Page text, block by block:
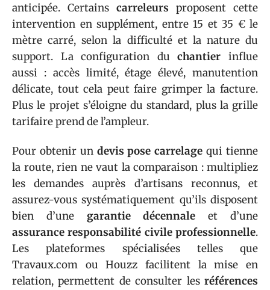
anticipée. Certains carreleurs proposent cette
intervention en supplément, entre 15 et 35 € le
mètre carré, selon la difficulté et la nature du
support. La configuration duchantier influe
aussi : accès limité, étage élevé, manutention
délicate, tout cela peut faire grimper la facture.
Plus le projet s’éloigne du standard, plus la grille
tarifaire prend de l’ampleur.
Pour obtenir un devis pose carrelage qui tienne
la route, rien ne vaut la comparaison : multipliez
les demandes auprès d’artisans reconnus, et
assurez-vous systématiquement qu’ils disposent
bien d’une garantie décennale et d’une
assurance responsabilité civile professionnelle.
Les plateformes spécialisées telles que
Travaux.com ou Houzz facilitent la mise en
relation, permettent de consulter les références